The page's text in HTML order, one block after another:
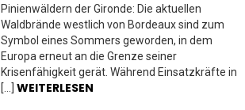
Pinienwäldern der Gironde: Die aktuellen
Waldbrände westlich von Bordeaux sind zum
Symbol eines Sommers geworden, in dem
Europa erneut an die Grenze seiner
Krisenfähigkeit gerät. Während Einsatzkräfte in
[…] WEITERLESEN